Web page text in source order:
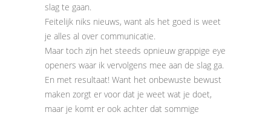
slag te gaan.
Feitelijk niks nieuws, want als het goed is weet
je alles al over communicatie.
Maar toch zijn het steeds opnieuw grappige eye
openers waar ik vervolgens mee aan de slag ga.
En met resultaat! Want het onbewuste bewust
maken zorgt er voor dat je weet wat je doet,
maar je komt er ook achter dat sommige